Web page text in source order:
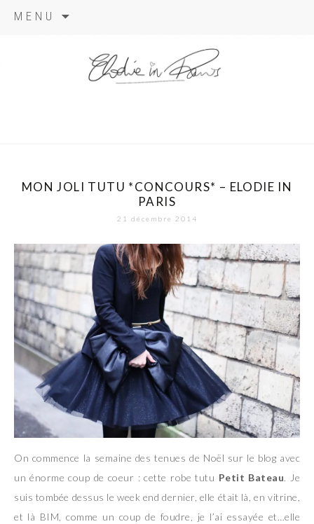
MENU
MON JOLI TUTU *CONCOURS* – ELODIE IN
PARIS
21 décembre 2014
On commence la semaine des tenues de Noël sur le blog avec
un énorme coup de coeur : cette robe tutu Petit Bateau. Je
suis tombée dessus le week end dernier, elle était là, en vitrine,
et là BIM, comme un coup de foudre, je l’ai essayée et…elle